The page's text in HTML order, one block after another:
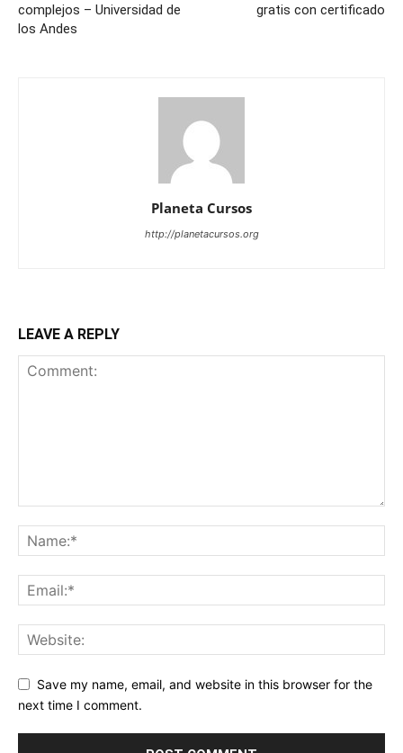
complejos – Universidad de
los Andes
gratis con certificado
Planeta Cursos
http://planetacursos.org
LEAVE A REPLY
Save my name, email, and website in this browser for the
next time I comment.